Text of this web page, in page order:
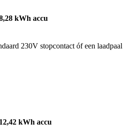
kWh accu
230V stopcontact óf een laadpaal
kWh accu